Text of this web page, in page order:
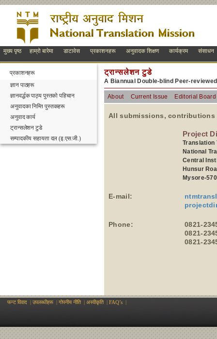
मुख्य पृष्ठ हाम्रो बारेमा डाटावेस प्रकाशनहरू अनुवादक शिक्षण कार्यक्रम संसाधन
प्रकाशनहरू
ज्ञान पाठहरू
ज्ञानवर्द्धक पाठ्य पुस्तको पहिचान
अनुवादका निम्ति पुस्तकहरू
अनुवाद कार्य
ट्रान्सलेशन टुडे
सम्पादकीय सहायता दल (इ.एस.जी.)
ट्रान्सलेशन टुडे
A Biannual Double-blind Peer-
About Current Issue Editorial Board
All submissions,
Project
Translation
National
Central
Hunsur
Mysore-
E-mail:
Phone:
0821-
0821-
0821-
फन्ट विवाद | उपलब्धीहरू | गोपनीय नीति| अस्वीकृति| FAQ’s |